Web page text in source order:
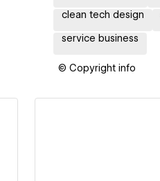
clean tech design
service business
© Copyright info